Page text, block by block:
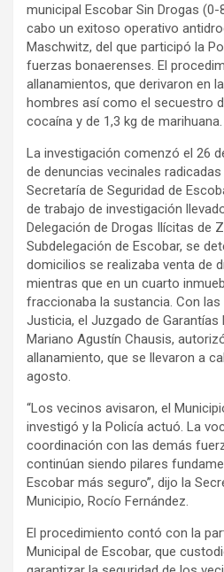
municipal Escobar Sin Drogas
cabo un exitoso operativo
Maschwitz, del que participó la
fuerzas bonaerenses. El
allanamientos, que derivaron en
hombres así como el secuestro
cocaína y de 1,3 kg de marihuana.
La investigación comenzó el 26
de denuncias vecinales
Secretaría de Seguridad de
de trabajo de investigación
Delegación de Drogas Ilícitas de
Subdelegación de Escobar, se
domicilios se realizaba venta de
mientras que en un cuarto
fraccionaba la sustancia. Con las
Justicia, el Juzgado de Garantías
Mariano Agustín Chausis,
allanamiento, que se llevaron a
agosto.
“Los vecinos avisaron, el
investigó y la Policía actuó. La
coordinación con las demás
continúan siendo pilares
Escobar más seguro”, dijo la
Municipio, Rocío Fernández.
El procedimiento contó con la
Municipal de Escobar, que